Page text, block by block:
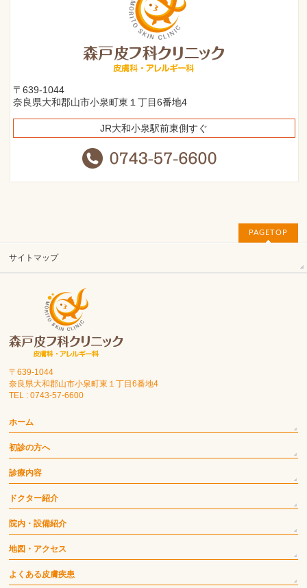
〒639-1044
奈良県大和郡山市小泉町東１丁目6番地4
JR大和小泉駅前東側すぐ
PAGETOP
サイトマップ
〒639-1044
奈良県大和郡山市小泉町東１丁目6番地4
TEL : 0743-57-6600
ホーム
初診の方へ
診療内容
ドクター紹介
院内・設備紹介
地図・アクセス
よくある皮膚疾患